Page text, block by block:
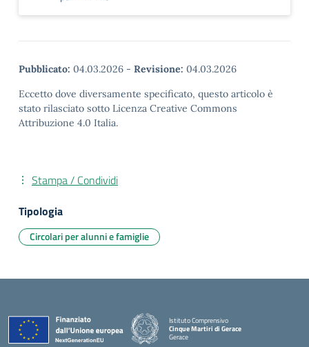
Pubblicato: 04.03.2026 - Revisione: 04.03.2026
Eccetto dove diversamente specificato, questo articolo è
stato rilasciato sotto Licenza Creative Commons
Attribuzione 4.0 Italia.
Stampa / Condividi
Tipologia
Circolari per alunni e famiglie
Istituto Comprensivo
Cinque Martiri di Gerace
Gerace